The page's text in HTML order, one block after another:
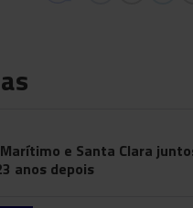
e Santa Clara
anos depois